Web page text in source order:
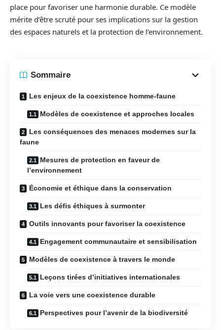
place pour favoriser une harmonie durable. Ce modèle
mérite d’être scruté pour ses implications sur la gestion
des espaces naturels et la protection de l’environnement.
Sommaire
Les enjeux de la coexistence homme-faune
Modèles de coexistence et approches locales
Les conséquences des menaces modernes sur la
faune
Mesures de protection en faveur de
l’environnement
Économie et éthique dans la conservation
Les défis éthiques à surmonter
Outils innovants pour favoriser la coexistence
Engagement communautaire et sensibilisation
Modèles de coexistence à travers le monde
Leçons tirées d’initiatives internationales
La voie vers une coexistence durable
Perspectives pour l’avenir de la biodiversité